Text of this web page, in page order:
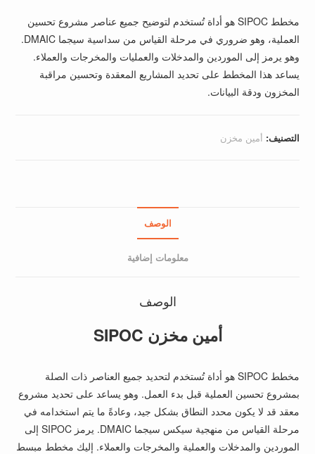
مخطط SIPOC هو أداة تُستخدم لتوضيح جميع عناصر مشروع تحسين
العملية، وهو ضروري في مرحلة القياس من سداسية سيجما DMAIC.
وهو يرمز إلى الموردين والمدخلات والعمليات والمخرجات والعملاء.
يساعد هذا المخطط على تحديد المشاريع المعقدة وتحسين مراقبة
المخزون ودقة البيانات.
التصنيف: أمين مخزن
الوصف
معلومات إضافية
الوصف
أمين مخزن SIPOC
مخطط SIPOC هو أداة تُستخدم لتحديد جميع العناصر ذات الصلة
بمشروع تحسين العملية قبل بدء العمل. وهو يساعد على تحديد مشروع
معقد قد لا يكون محدد النطاق بشكل جيد، وعادةً ما يتم استخدامه في
مرحلة القياس من منهجية سيكس سيجما DMAIC. يرمز SIPOC إلى
الموردين والمدخلات والعملية والمخرجات والعملاء. إليك مخطط مبسط